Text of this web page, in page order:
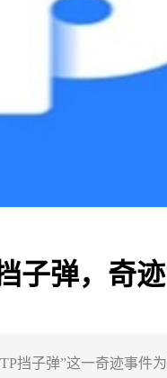
子弹，奇
挡子弹”这一奇迹事